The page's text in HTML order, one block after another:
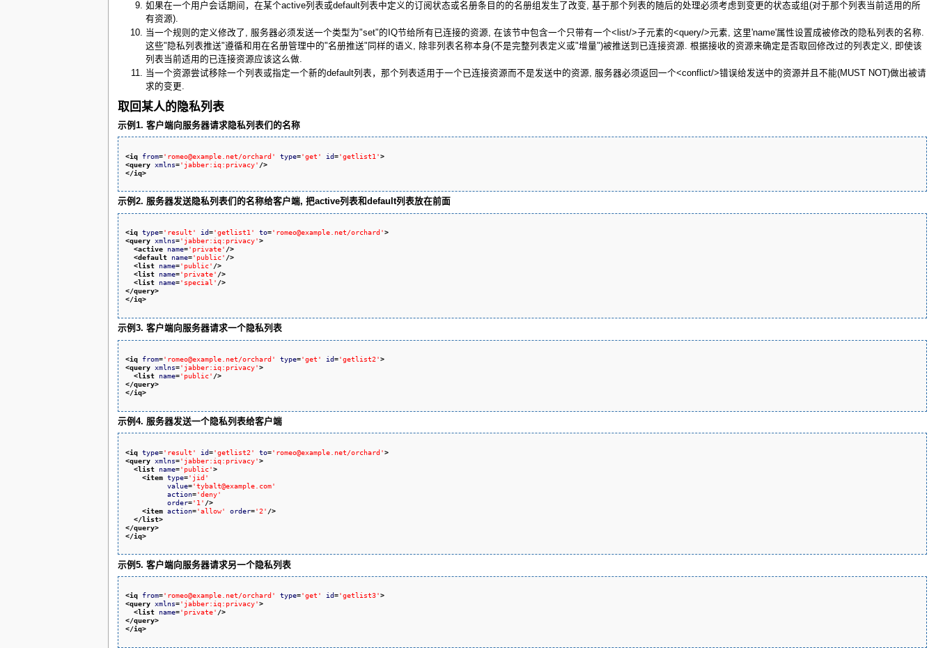
如果在一个用户会话期间，在某个active列表或default列表中定义的订阅状态或名册条目的的名册组发生了改变, 基于那个列表的随后的处理必须考虑到变更的状态或组(对于那个列表当前适用的所
有资源).
当一个规则的定义修改了, 服务器必须发送一个类型为"set"的IQ节给所有已连接的资源, 在该节中包含一个只带有一个<list/>子元素的<query/>元素, 这里'name'属性设置成被修改的隐私列表的名称.
这些"隐私列表推送"遵循和用在名册管理中的"名册推送"同样的语义, 除非列表名称本身(不是完整列表定义或"增量")被推送到已连接资源. 根据接收的资源来确定是否取回修改过的列表定义, 即使该
列表当前适用的已连接资源应该这么做.
当一个资源尝试移除一个列表或指定一个新的default列表，那个列表适用于一个已连接资源而不是发送中的资源, 服务器必须返回一个<conflict/>错误给发送中的资源并且不能(MUST NOT)做出被请
求的变更.
取回某人的隐私列表
示例1. 客户端向服务器请求隐私列表们的名称
<iq from='romeo@example.net/orchard' type='get' id='getlist1'>
<query xmlns='jabber:iq:privacy' />
</iq>
示例2. 服务器发送隐私列表们的名称给客户端, 把active列表和default列表放在前面
<iq type='result' id='getlist1' to='romeo@example.net/orchard'>
<query xmlns='jabber:iq:privacy'>
<active name='private' />
<default name='public' />
<list name='public' />
<list name='private' />
<list name='special' />
</query>
</iq>
示例3. 客户端向服务器请求一个隐私列表
<iq from='romeo@example.net/orchard' type='get' id='getlist2'>
<query xmlns='jabber:iq:privacy'>
<list name='public' />
</query>
</iq>
示例4. 服务器发送一个隐私列表给客户端
<iq type='result' id='getlist2' to='romeo@example.net/orchard'>
<query xmlns='jabber:iq:privacy'>
<list name='public'>
<item type='jid'
value='tybalt@example.com'
action='deny'
order='1' />
<item action='allow' order='2' />
</list>
</query>
</iq>
示例5. 客户端向服务器请求另一个隐私列表
<iq from='romeo@example.net/orchard' type='get' id='getlist3'>
<query xmlns='jabber:iq:privacy'>
<list name='private' />
</query>
</iq>